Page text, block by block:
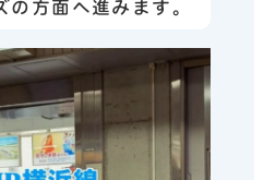
の方面へ進みます。